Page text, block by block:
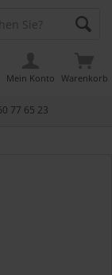
77 65 23
Warenkorb
Mein Konto